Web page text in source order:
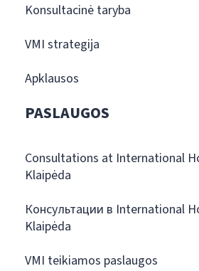
Konsultacinė taryba
VMI strategija
Apklausos
PASLAUGOS
Consultations at International
Klaipėda
Консультации в International
Klaipėda
VMI teikiamos paslaugos